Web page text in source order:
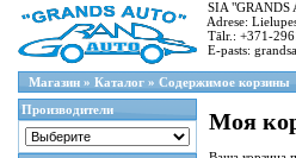
SIA "GRANDS
Adrese:
Tālr.: +371-
E-pasts:
Магазин » Каталог » Содержимое корзины
Моя
Производители